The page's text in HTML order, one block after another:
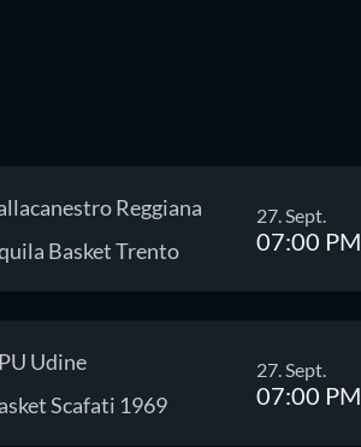
Reggiana
Basket Trento
27. Sept.
07:00 PM
Udine
Scafati 1969
27. Sept.
07:00 PM